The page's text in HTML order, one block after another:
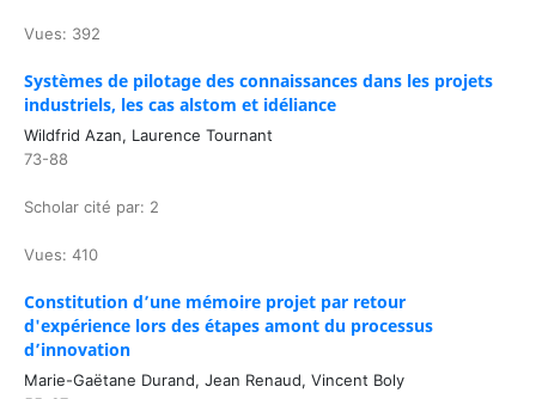
Vues: 392
Systèmes de pilotage des connaissances dans les projets
industriels, les cas alstom et idéliance
Wildfrid Azan, Laurence Tournant
73-88
Scholar cité par: 2
Vues: 410
Constitution d’une mémoire projet par retour
d'expérience lors des étapes amont du processus
d’innovation
Marie-Gaëtane Durand, Jean Renaud, Vincent Boly